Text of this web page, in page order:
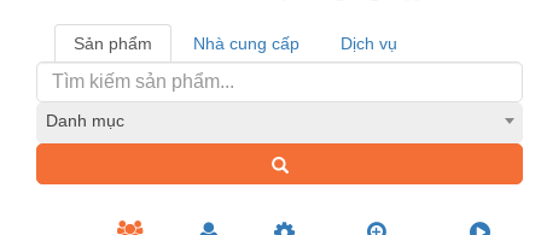
Sản phẩm Nhà cung cấp Dịch vụ
Danh mục